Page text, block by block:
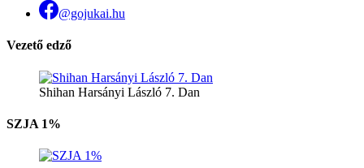
@gojukai.hu
Vezető edző
Shihan Harsányi László 7. Dan
SZJA 1%